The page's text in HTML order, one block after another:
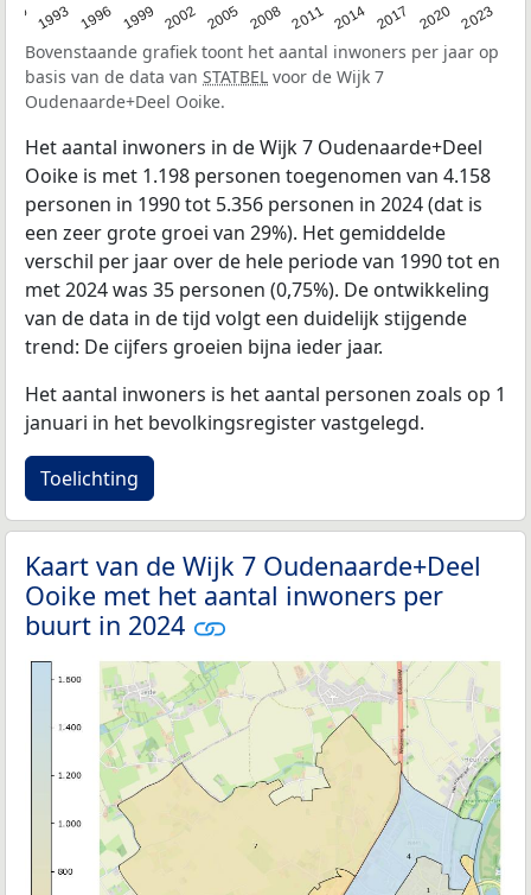
1993 1996 1999 2002 2005 2008 2011 2014 2017 2020 2023
Bovenstaande grafiek toont het aantal inwoners per jaar op
basis van de data van STATBEL voor de Wijk 7
Oudenaarde+Deel Ooike.
Het aantal inwoners in de Wijk 7 Oudenaarde+Deel
Ooike is met 1.198 personen toegenomen van 4.158
personen in 1990 tot 5.356 personen in 2024 (dat is
een zeer grote groei van 29%). Het gemiddelde
verschil per jaar over de hele periode van 1990 tot en
met 2024 was 35 personen (0,75%). De ontwikkeling
van de data in de tijd volgt een duidelijk stijgende
trend: De cijfers groeien bijna ieder jaar.
Het aantal inwoners is het aantal personen zoals op 1
januari in het bevolkingsregister vastgelegd.
Toelichting
Kaart van de Wijk 7 Oudenaarde+Deel
Ooike met het aantal inwoners per
buurt in 2024